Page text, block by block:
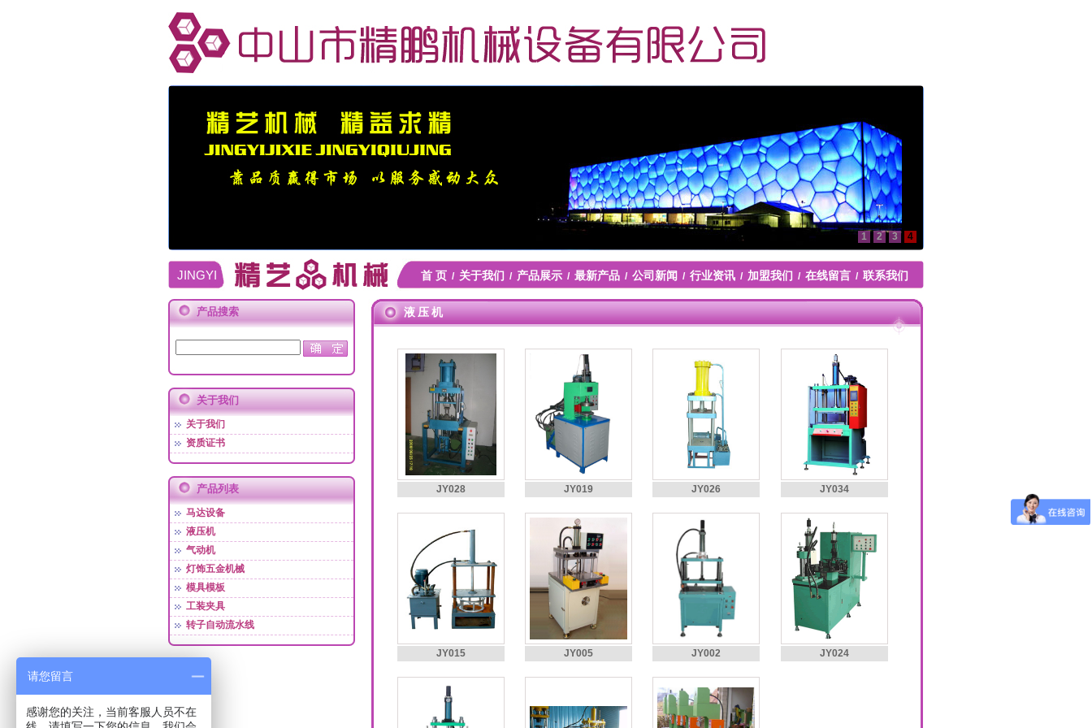
4
3
2
1
JINGYI 首 页 / 关于我们 / 产品展示 / 最新产品 / 公司新闻 / 行业资讯 / 加盟我们 / 在线留言 / 联系我们
产品搜索
关于我们
关于我们
资质证书
产品列表
马达设备
液压机
气动机
灯饰五金机械
模具模板
工装夹具
转子自动流水线
液压机
JY028 JY019 JY026 JY034
JY015 JY005 JY002 JY024
请您留言
感谢您的关注，当前客服人员不在